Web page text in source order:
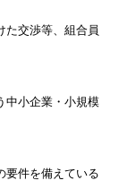
交渉等、組合員
小企業・小規模
件を備えている